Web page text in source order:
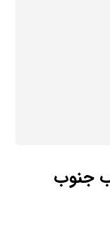
جنوب